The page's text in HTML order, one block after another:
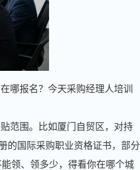
哪报名？今天采购经理人培训
范围。比如厦门自贸区，对持
的国际采购职业资格证书，部分
领、领多少，得看你在哪个城